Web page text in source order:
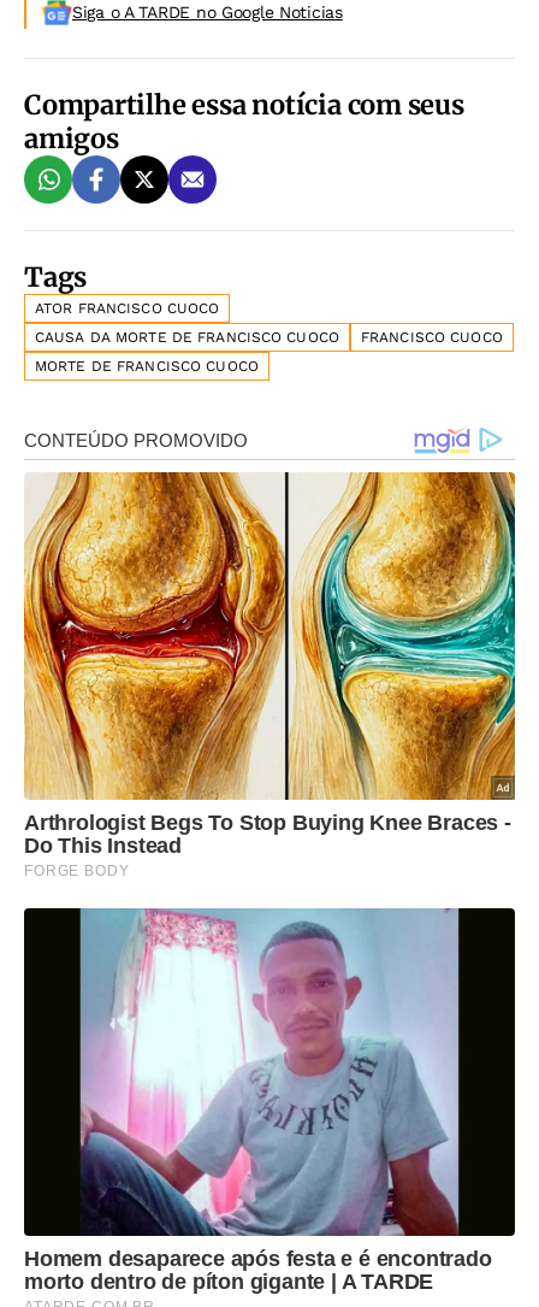
Siga o A TARDE no Google Noticias
Compartilhe essa notícia com seus
amigos
Tags
ATOR FRANCISCO CUOCO
CAUSA DA MORTE DE FRANCISCO CUOCO
FRANCISCO CUOCO
MORTE DE FRANCISCO CUOCO